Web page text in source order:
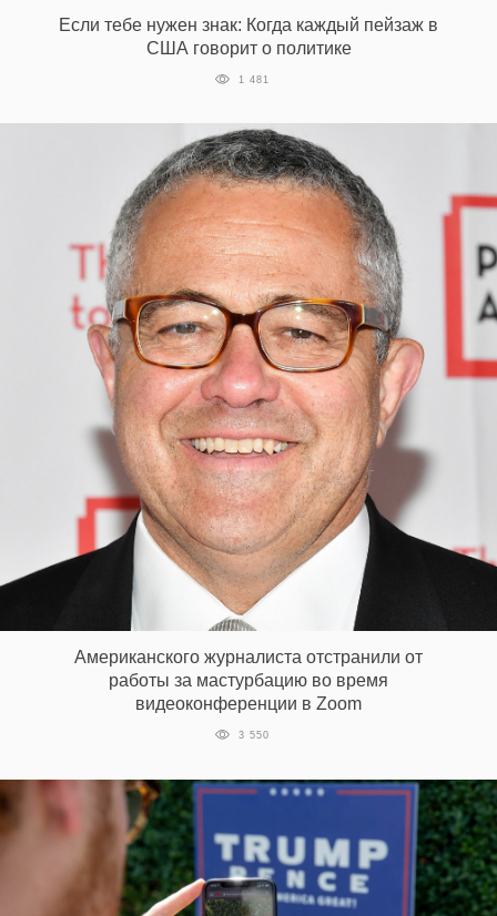
EN
UA
Если тебе нужен знак: Когда каждый пейзаж в
США говорит о политике
1 481
Американского журналиста отстранили от
работы за мастурбацию во время
видеоконференции в Zoom
3 550